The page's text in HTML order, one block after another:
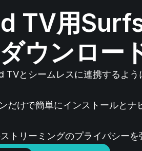
TV用
ウンロー
TVとシームレスに連携するよう
だけで簡単にインストールとナ
トリーミングのプライバシーを